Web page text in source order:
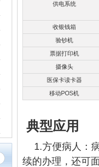
供电系统
收银钱箱
验钞机
票据打印机
摄像头
医保卡读卡器
移动POS机
典型应用
1.方便病人：
续的办理，还可